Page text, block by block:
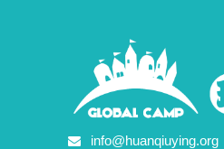
info@huanqiuying.org